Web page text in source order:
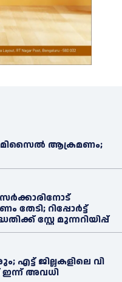
മിസൈൽ ആക്രമണം;
റിപ്പോർട്ട്
സ്റ്റേ മുന്നറിയിപ്പ്
ജി​ല്ല​ക​ളി​ലെ വി​
ഇ​ന്ന് അ​വ​ധി